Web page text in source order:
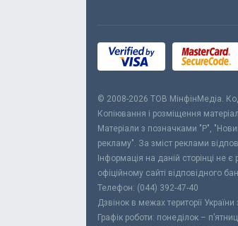
© 2008-2026 ТОВ МiнфiнМедiа.
Копіювання і розміщення
Матеріали з позначками "Р",
рекламу". За зміст реклами
Інформація на даній сторінці не
офіційному сайті відповідного
Телефон: (044) 392-47-40
Дзвінок в межах території
Графік роботи: понеділок –